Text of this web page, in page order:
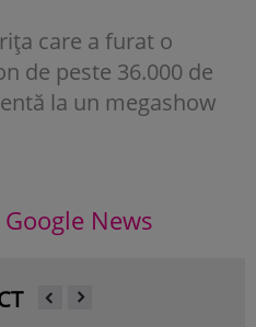
care a furat o
de peste 36.000 de
la un megashow
Google News